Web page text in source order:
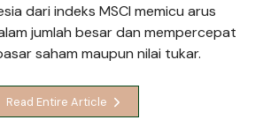
dari indeks MSCI memicu arus
jumlah besar dan mempercepat
saham maupun nilai tukar.
Read Entire Article